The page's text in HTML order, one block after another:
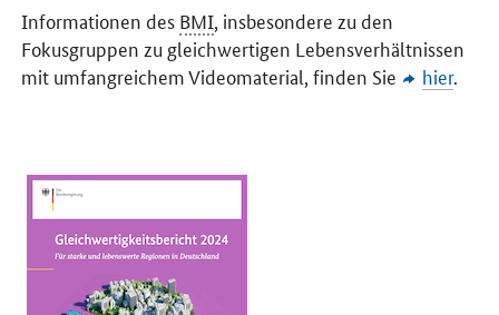
Informationen des BMI, insbesondere zu den
Fokusgruppen zu gleichwertigen Lebensverhältnissen
mit umfangreichem Videomaterial, finden Sie
hier.
Öffnet PDF "Gleichwertigkeitsbericht der Bundesregierung 2024"